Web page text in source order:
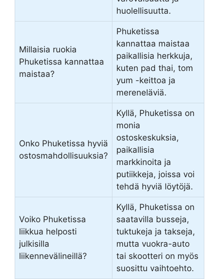
huolellisuutta.
Millaisia ruokia
Phuketissa kannattaa
maistaa?
Phuketissa
kannattaa maistaa
paikallisia herkkuja,
kuten pad thai, tom
yum -keittoa ja
mereneläviä.
Onko Phuketissa hyviä
ostosmahdollisuuksia?
Kyllä, Phuketissa on
monia
ostoskeskuksia,
paikallisia
markkinoita ja
putiikkeja, joissa voi
tehdä hyviä löytöjä.
Voiko Phuketissa
liikkua helposti
julkisilla
liikennevälineillä?
Kyllä, Phuketissa on
saatavilla busseja,
tuktukeja ja takseja,
mutta vuokra-auto
tai skootteri on myös
suosittu vaihtoehto.